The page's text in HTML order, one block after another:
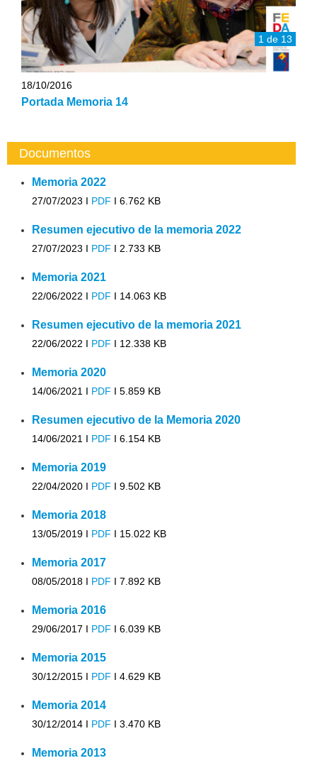
1 de 13
18/10/2016
Portada Memoria 14
Documentos
Memoria 2022
27/07/2023 I PDF I 6.762 KB
Resumen ejecutivo de la memoria 2022
27/07/2023 I PDF I 2.733 KB
Memoria 2021
22/06/2022 I PDF I 14.063 KB
Resumen ejecutivo de la memoria 2021
22/06/2022 I PDF I 12.338 KB
Memoria 2020
14/06/2021 I PDF I 5.859 KB
Resumen ejecutivo de la Memoria 2020
14/06/2021 I PDF I 6.154 KB
Memoria 2019
22/04/2020 I PDF I 9.502 KB
Memoria 2018
13/05/2019 I PDF I 15.022 KB
Memoria 2017
08/05/2018 I PDF I 7.892 KB
Memoria 2016
29/06/2017 I PDF I 6.039 KB
Memoria 2015
30/12/2015 I PDF I 4.629 KB
Memoria 2014
30/12/2014 I PDF I 3.470 KB
Memoria 2013